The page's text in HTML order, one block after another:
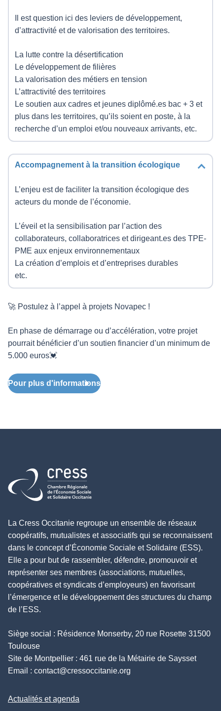
Il est question ici des leviers de développement,
d’attractivité et de valorisation des territoires.
La lutte contre la désertification
Le développement de filières
La valorisation des métiers en tension
L’attractivité des territoires
Le soutien aux cadres et jeunes diplômé.es bac + 3 et
plus dans les territoires, qu’ils soient en poste, à la
recherche d’un emploi et/ou nouveaux arrivants, etc.
Accompagnement à la transition écologique
L’enjeu est de faciliter la transition écologique des
acteurs du monde de l’économie.
L’éveil et la sensibilisation par l’action des
collaborateurs, collaboratrices et dirigeant.es des TPE-
PME aux enjeux environnementaux
La création d’emplois et d’entreprises durables
etc.
🚀 Postulez à l’appel à projets Novapec !
En phase de démarrage ou d’accélération, votre projet
pourrait bénéficier d’un soutien financier d’un minimum de
5.000 euros💓
Pour plus d'informations
Retour à l'accueil
La Cress Occitanie regroupe un ensemble de réseaux
coopératifs, mutualistes et associatifs qui se reconnaissent
dans le concept d’Économie Sociale et Solidaire (ESS).
Elle a pour but de rassembler, défendre, promouvoir et
représenter ses membres (associations, mutuelles,
coopératives et syndicats d’employeurs) en favorisant
l’émergence et le développement des structures du champ
de l’ESS.
Siège social : Résidence Monserby, 20 rue Rosette 31500
Toulouse
Site de Montpellier : 461 rue de la Métairie de Saysset
Email : contact@cressoccitanie.org
Actualités et agenda